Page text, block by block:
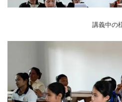
講義中の